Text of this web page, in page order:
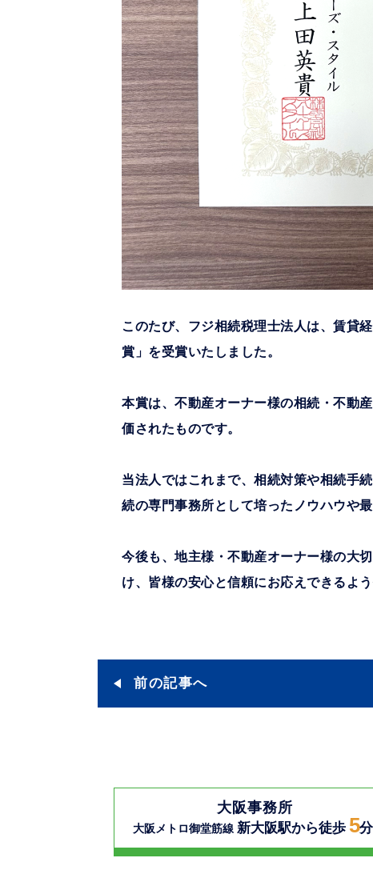
このたび、フジ相続税理士法人は、賃貸
賞」を受賞いたしました。
本賞は、不動産オーナー様の相続・不動
価されたものです。
当法人ではこれまで、相続対策や相続手
続の専門事務所として培ったノウハウや
今後も、地主様・不動産オーナー様の大
け、皆様の安心と信頼にお応えできるよ
前の記事へ
大阪事務所
大阪メトロ御堂筋線 新大阪駅から徒歩 5